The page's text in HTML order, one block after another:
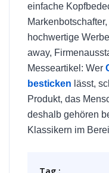
einfache
hochwertige
away,
Messeartikel: Wer
besticken lässt,
Produkt, das
deshalb gehören
Klassikern im
Tag :